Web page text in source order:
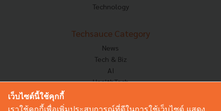
Technology
Techsauce Category
News
Tech & Biz
AI
HealthTech
Corp Innov
เว็บไซต์นี้ใช้คุกกี้
เราใช้คุกกี้เพื่อเพิ่มประสบการณ์ที่ดีในการใช้เว็บไซต์ แสดง